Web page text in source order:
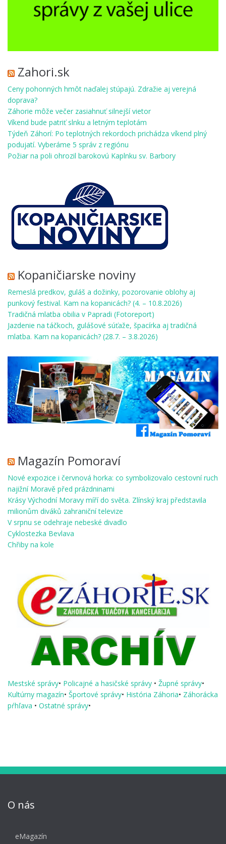
Zahori.sk
Ceny pohonných hmôt naďalej stúpajú. Zdražie aj verejná
doprava?
Záhorie môže večer zasiahnuť silnejší vietor
Víkend bude patriť slnku a letným teplotám
Týdeň Záhorí: Po teplotných rekordoch prichádza víkend plný
podujatí. Vyberáme 5 správ z regiónu
Požiar na poli ohrozil barokovú Kaplnku sv. Barbory
Kopaničiarske noviny
Remeslá predkov, guláš a dožinky, pozorovanie oblohy aj
punkový festival. Kam na kopanicách? (4. – 10.8.2026)
Tradičná mlatba obilia v Papradi (Fotoreport)
Jazdenie na táčkoch, gulášové súťaže, špacírka aj tradičná
mlatba. Kam na kopanicách? (28.7. – 3.8.2026)
Magazín Pomoraví
Nové expozice i červnová horka: co symbolizovalo cestovní ruch
najižní Moravě před prázdninami
Krásy Východní Moravy míří do světa. Zlínský kraj představila
milionům diváků zahraniční televize
V srpnu se odehraje nebeské divadlo
Cyklostezka Bevlava
Chřiby na kole
Mestské správy• Policajné a hasičské správy • Župné správy•
Kultúrny magazín• Športové správy• História Záhoria• Záhorácka
pŕhľava • Ostatné správy•
O nás
eMagazín